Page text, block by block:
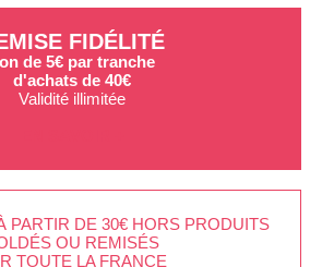
FIDÉLITÉ
de 5€ par tranche
d'achats de 40€
Validité illimitée
PARTIR DE 30€ HORS PRODUITS
OU REMISÉS
TOUTE LA FRANCE